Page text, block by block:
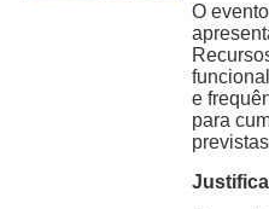
O
e
para